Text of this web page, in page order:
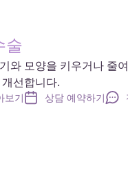
술
와 모양을 키우거나 줄
선합니다.
보기 상담 예약하기